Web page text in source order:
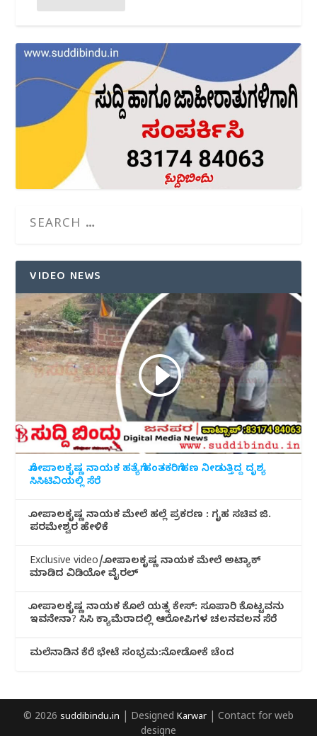
VIDEO NEWS
ಗೋಪಾಲಕೃಷ್ಣ ನಾಯಕ ಹತ್ಯೆಗೆ ಹಂತಕರಿಗೆ ಹಣ ನೀಡುತ್ತಿದ್ದ ದೃಶ್ಯ
ಸಿಸಿಟಿವಿಯಲ್ಲಿ ಸೆರೆ
ಗೋಪಾಲಕೃಷ್ಣ ನಾಯಕ ಮೇಲೆ ಹಲ್ಲೆ ಪ್ರಕರಣ : ಗೃಹ ಸಚಿವ ಜಿ.
ಪರಮೇಶ್ವರ ಹೇಳಿಕೆ
Exclusive video/ಗೋಪಾಲಕೃಷ್ಣ ನಾಯಕ ಮೇಲೆ ಅಟ್ಯಾಕ್
ಮಾಡಿದ ವಿಡಿಯೋ ವೈರಲ್
ಗೋಪಾಲಕೃಷ್ಣ ನಾಯಕ ಕೊಲೆ ಯತ್ನ ಕೇಸ್: ಸೂಪಾರಿ ಕೊಟ್ಟವನು
ಇವನೇನಾ? ಸಿಸಿ ಕ್ಯಾಮೆರಾದಲ್ಲಿ ಆರೋಪಿಗಳ ಚಲನವಲನ ಸೆರೆ
ಮಲೆನಾಡಿ‌ನ ಕೆರೆ ಭೇಟೆ ಸಂಭ್ರಮ:ನೋಡೋಕೆ ಚೆಂದ
© 2026 suddibindu.in | Designed Karwar | Contact for web
designe